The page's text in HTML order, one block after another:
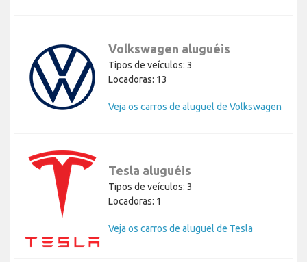
Volkswagen aluguéis
Tipos de veículos: 3
Locadoras: 13
Veja os carros de aluguel de Volkswagen
Tesla aluguéis
Tipos de veículos: 3
Locadoras: 1
Veja os carros de aluguel de Tesla